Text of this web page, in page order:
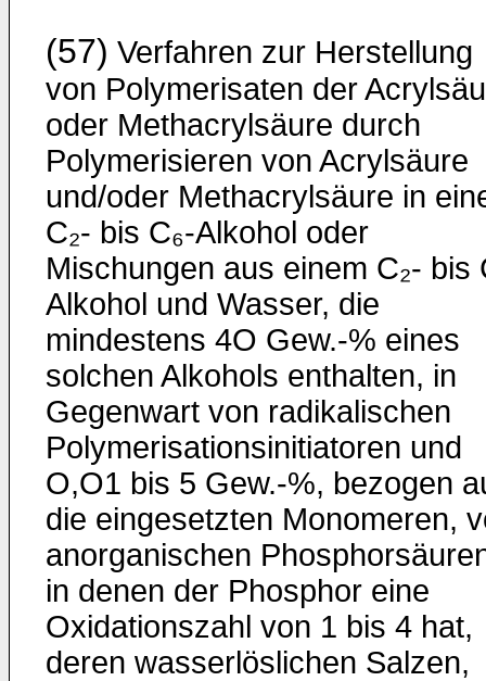
(57) Verfahren zur Herstellung
von Polymerisaten der
oder Methacryl­säure durch
Polymerisieren von Acrylsäure
und/oder Methacrylsäure in
C₂- bis C₆-Alkohol oder
Mischungen aus einem C₂- bis
Alkohol und Wasser, die
mindestens 4O Gew.-% eines
solchen Alkohols enthalten, in
Gegenwart von radikalischen
Polymerisationsinitiatoren und
O,O1 bis 5 Gew.-%, bezogen
die eingesetzten Monomeren,
anorganischen
in denen der Phosphor eine
Oxidationszahl von 1 bis 4 hat,
deren wasserlöslichen Salzen,